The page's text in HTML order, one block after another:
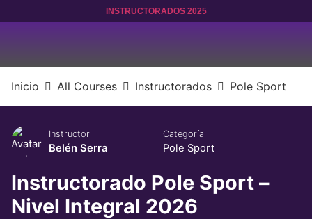
INSTRUCTORADOS 2025
Inicio All Courses Instructorados Pole Sport
Instructor
Belén Serra
Categoría
Pole Sport
Instructorado Pole Sport –
Nivel Integral 2026